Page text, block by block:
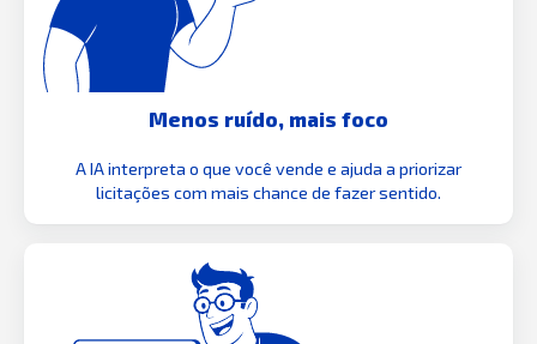
Menos ruído, mais foco
A IA interpreta o que você vende e ajuda a priorizar
licitações com mais chance de fazer sentido.